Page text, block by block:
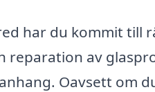
har du kommit till
reparation av
Oavsett om